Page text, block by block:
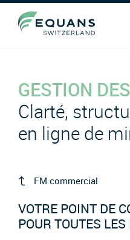
GESTION
Clarté,
en ligne de
FM commercial
VOTRE POINT DE
POUR TOUTES